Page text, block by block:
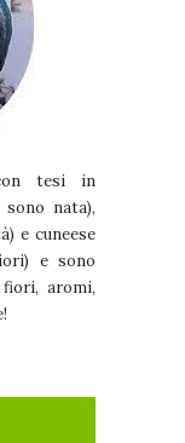
tesi in
nata),
e cuneese
e sono
aromi,